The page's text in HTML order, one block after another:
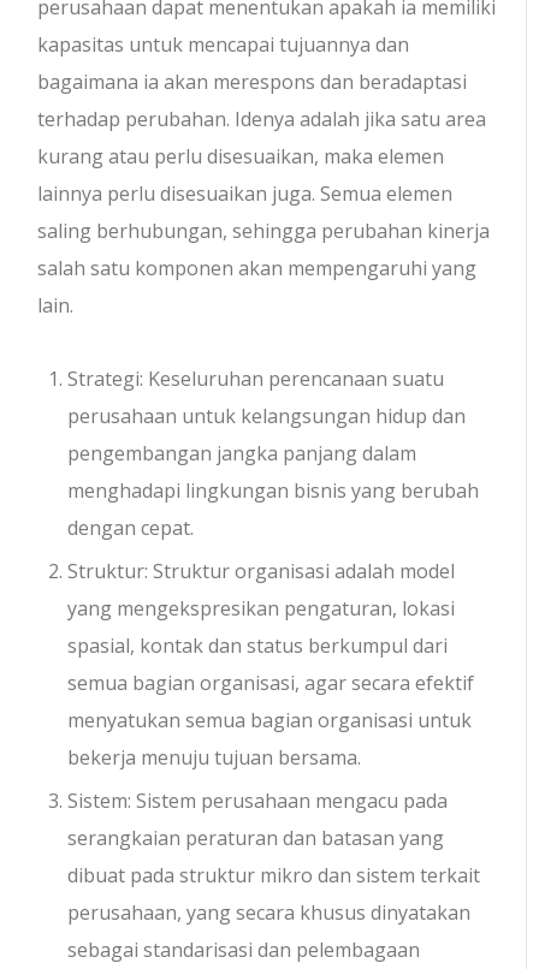
perusahaan dapat menentukan apakah ia memiliki
kapasitas untuk mencapai tujuannya dan
bagaimana ia akan merespons dan beradaptasi
terhadap perubahan. Idenya adalah jika satu area
kurang atau perlu disesuaikan, maka elemen
lainnya perlu disesuaikan juga. Semua elemen
saling berhubungan, sehingga perubahan kinerja
salah satu komponen akan mempengaruhi yang
lain.
Strategi: Keseluruhan perencanaan suatu
perusahaan untuk kelangsungan hidup dan
pengembangan jangka panjang dalam
menghadapi lingkungan bisnis yang berubah
dengan cepat.
Struktur: Struktur organisasi adalah model
yang mengekspresikan pengaturan, lokasi
spasial, kontak dan status berkumpul dari
semua bagian organisasi, agar secara efektif
menyatukan semua bagian organisasi untuk
bekerja menuju tujuan bersama.
Sistem: Sistem perusahaan mengacu pada
serangkaian peraturan dan batasan yang
dibuat pada struktur mikro dan sistem terkait
perusahaan, yang secara khusus dinyatakan
sebagai standarisasi dan pelembagaan